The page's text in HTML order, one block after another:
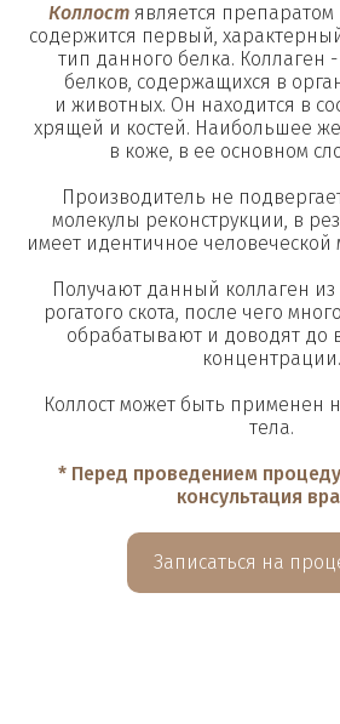
Коллостявляется препаратом
содержится первый,
тип данного белка. Коллаген
белков, содержащихся в
и животных. Он находится в
хрящей и костей. Наибольшее
в коже, в ее основном
Производитель не
молекулы реконструкции, в
имеет идентичное человеческой
Получают данный коллаген
рогатого скота, после чего
обрабатывают и доводят до
концентрации.
Коллост может быть применен
тела.
* Перед проведением
консультация
Записаться на